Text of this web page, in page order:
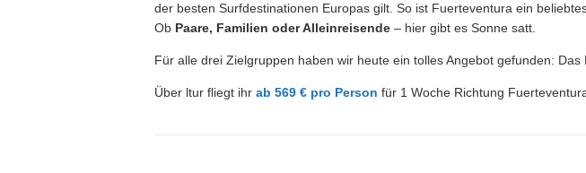
der besten Surfdestinationen Europas gilt. So ist Fuerteventura ein
Ob Paare, Familien oder Alleinreisende – hier gibt es Sonne satt.
Für alle drei Zielgruppen haben wir heute ein tolles Angebot gefunden: Das
Über ltur fliegt ihr ab 569 € pro Person für 1 Woche Richtung